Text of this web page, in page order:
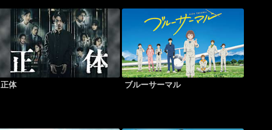
正体 ブルーサーマル